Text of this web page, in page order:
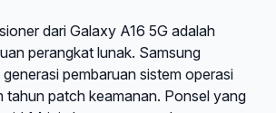
dari Galaxy A16 5G adalah
perangkat lunak. Samsung
pembaruan sistem operasi
tahun patch keamanan. Ponsel yang